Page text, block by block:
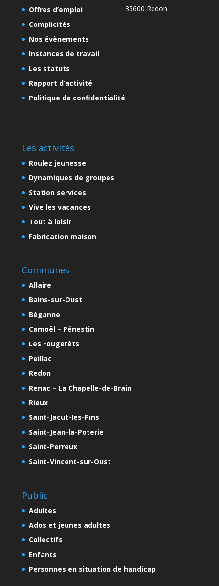
Offres d’emploi
Complicités
Nos évènements
Instances de travail
Les statuts
Rapport d’activité
Politique de confidentialité
35600 Redon
Les activités
Roulez jeunesse
Dynamiques de groupes
Station services
Vive les vacances
Tout à loisir
Fabrication maison
Communes
Allaire
Bains-sur-Oust
Béganne
Camoël – Pénestin
Les Fougerêts
Peillac
Redon
Renac – La Chapelle-de-Brain
Rieux
Saint-Jacut-les-Pins
Saint-Jean-la-Poterie
Saint-Perreux
Saint-Vincent-sur-Oust
Public
Adultes
Ados et jeunes adultes
Collectifs
Enfants
Personnes en situation de handicap